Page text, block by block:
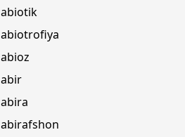
abiotik
abiotrofiya
abioz
abir
abira
abirafshon